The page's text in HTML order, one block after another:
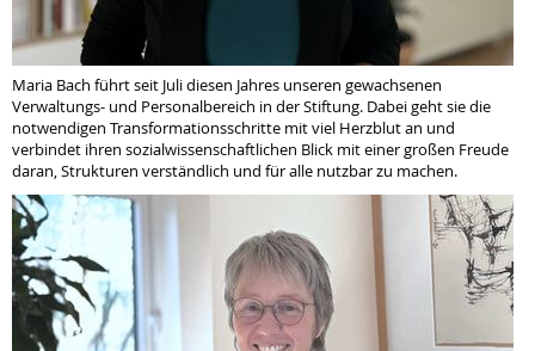
Maria Bach führt seit Juli diesen Jahres unseren gewachsenen
Verwaltungs- und Personalbereich in der Stiftung. Dabei geht sie die
notwendigen Transformationsschritte mit viel Herzblut an und
verbindet ihren sozialwissenschaftlichen Blick mit einer großen Freude
daran, Strukturen verständlich und für alle nutzbar zu machen.